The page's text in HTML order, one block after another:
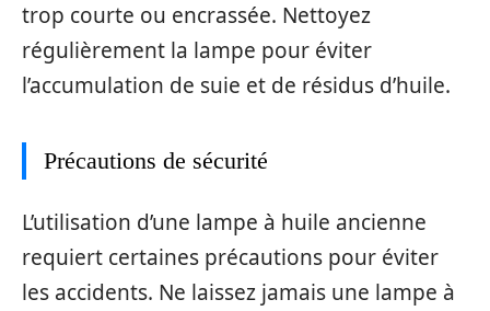
trop courte ou encrassée. Nettoyez
régulièrement la lampe pour éviter
l’accumulation de suie et de résidus d’huile.
Précautions de sécurité
L’utilisation d’une lampe à huile ancienne
requiert certaines précautions pour éviter
les accidents. Ne laissez jamais une lampe à